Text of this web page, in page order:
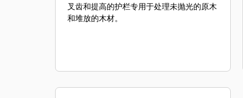
叉齿和提高的护栏专用于处理未抛光的原木
和堆放的木材。